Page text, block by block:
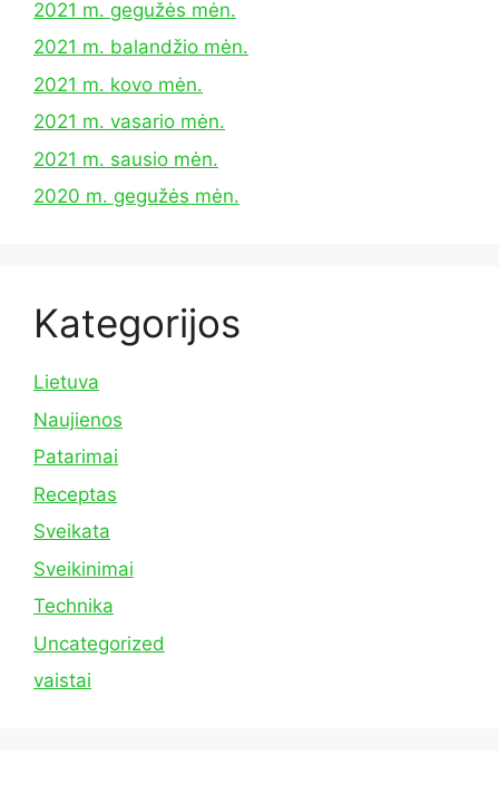
2021 m. gegužės mėn.
2021 m. balandžio mėn.
2021 m. kovo mėn.
2021 m. vasario mėn.
2021 m. sausio mėn.
2020 m. gegužės mėn.
Kategorijos
Lietuva
Naujienos
Patarimai
Receptas
Sveikata
Sveikinimai
Technika
Uncategorized
vaistai